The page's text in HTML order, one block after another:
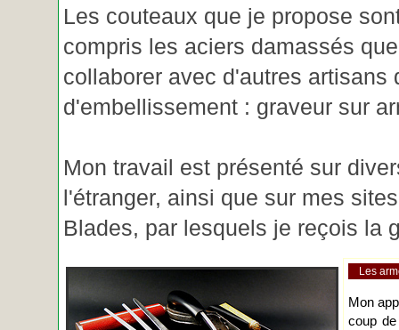
Les couteaux que je propose
compris les aciers damassés
collaborer avec d'autres artisans
d'embellissement : graveur sur
Mon travail est présenté sur
l'étranger, ainsi que sur mes
Blades, par lesquels je reçois la
Les
Mon
coup